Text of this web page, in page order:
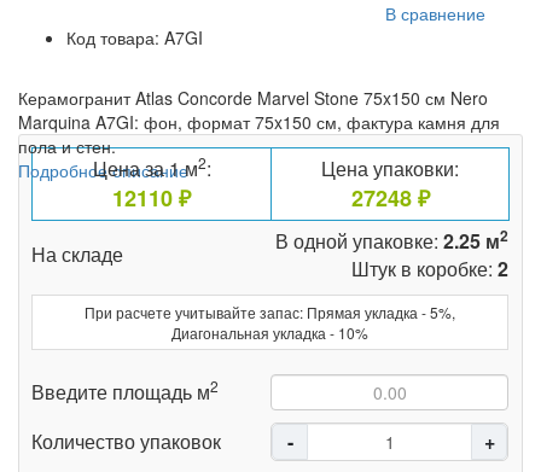
В сравнение
Код товара: A7GI
Керамогранит Atlas Concorde Marvel Stone 75x150 см Nero
Marquina A7GI: фон, формат 75x150 см, фактура камня для
пола и стен.
Подробное описание
Цена за 1 м2:
12110 ₽
Цена упаковки:
27248 ₽
На складе В одной упаковке: 2.25 м2
Штук в коробке: 2
При расчете учитывайте запас: Прямая укладка - 5%,
Диагональная укладка - 10%
Введите площадь м2
Количество упаковок